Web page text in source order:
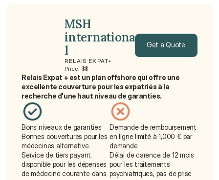
MSH
internationa
l
RELAIS EXPAT+
Price: $$
Get a Quote
Relais Expat + est un plan offshore qui offre une
excellente couverture pour les expatriés à la
recherche d'une haut niveau de garanties.
Bons niveaux de garanties
Bonnes couvertures pour les
médecines alternative
Service de tiers payant
disponible pour les dépenses
de médecine courante dans
Demande de remboursement
en ligne limité à 1,000 € par
demande
Délai de carence de 12 mois
pour les traitements
psychiatriques, pas de prise